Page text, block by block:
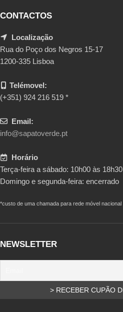
CONTACTOS
Localização
Rua do Poço dos Negros 15-17
1200-335 Lisboa
Telémovel:
(+351) 924 216 519 *
Email:
info@sapatoverde.pt
Horário
Terça-feira a sábado: 10h00 às 18h30
Domingo e segunda-feira: encerrado
*custo de uma chamada para rede móvel nacional
NEWSLETTER